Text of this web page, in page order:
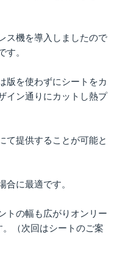
ス機を導入しましたので
す。
版を使わずにシートをカ
イン通りにカットし熱プ
て提供することが可能と
合に最適です。
トの幅も広がりオンリー
（次回はシートのご案